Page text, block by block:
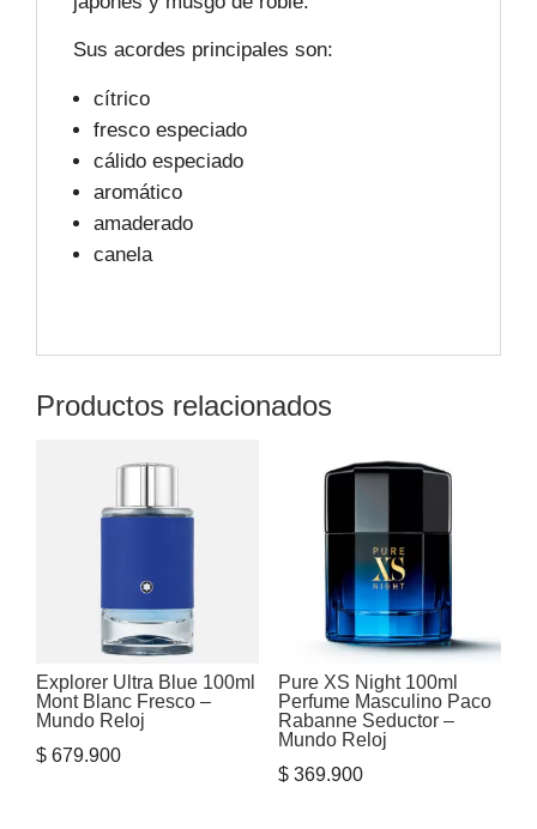
Sus acordes principales son:
cítrico
fresco especiado
cálido especiado
aromático
amaderado
canela
Productos relacionados
Explorer Ultra Blue 100ml
Mont Blanc Fresco –
Mundo Reloj
$ 679.900
Pure XS Night 100ml
Perfume Masculino Paco
Rabanne Seductor –
Mundo Reloj
$369.900